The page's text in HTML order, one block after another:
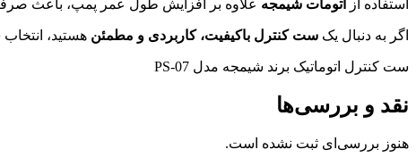
استفاده از
اتومات شیمجه علاوه بر افزایش طول عمر پمپ، باعث
اگر به دنبال یک ست کنترل باکیفیت، کاربردی و مطمئن هستید،
ست کنترل اتوماتیک برند شیمجه مدل PS-07
نقد و بررسی‌ها
هنوز بررسی‌ای ثبت نشده است.